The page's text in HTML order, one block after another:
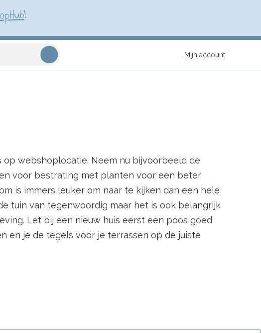
!
Mijn account
op webshoplocatie. Neem nu bijvoorbeeld de
voor bestrating met planten voor een beter
is immers leuker om naar te kijken dan een hele
tuin van tegenwoordig maar het is ook belangrijk
Let bij een nieuw huis eerst een poos goed
en je de tegels voor je terrassen op de juiste